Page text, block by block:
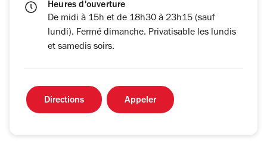
Heures d'ouverture
De midi à 15h et de 18h30 à 23h15 (sauf
lundi). Fermé dimanche. Privatisable les lundis
et samedis soirs.
Directions Appeler